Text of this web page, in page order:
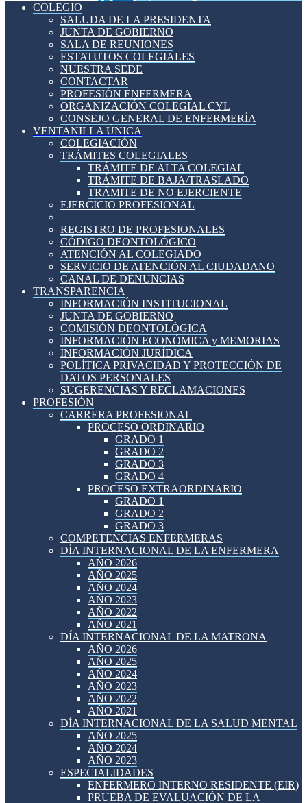
COLEGIO
SALUDA DE LA PRESIDENTA
JUNTA DE GOBIERNO
SALA DE REUNIONES
ESTATUTOS COLEGIALES
NUESTRA SEDE
CONTACTAR
PROFESIÓN ENFERMERA
ORGANIZACIÓN COLEGIAL CYL
CONSEJO GENERAL DE ENFERMERÍA
VENTANILLA ÚNICA
COLEGIACIÓN
TRÁMITES COLEGIALES
TRÁMITE DE ALTA COLEGIAL
TRÁMITE DE BAJA/TRASLADO
TRÁMITE DE NO EJERCIENTE
EJERCICIO PROFESIONAL
REGISTRO DE PROFESIONALES
CÓDIGO DEONTOLÓGICO
ATENCIÓN AL COLEGIADO
SERVICIO DE ATENCIÓN AL CIUDADANO
CANAL DE DENUNCIAS
TRANSPARENCIA
INFORMACIÓN INSTITUCIONAL
JUNTA DE GOBIERNO
COMISIÓN DEONTOLÓGICA
INFORMACIÓN ECONÓMICA y MEMORIAS
INFORMACIÓN JURÍDICA
POLÍTICA PRIVACIDAD Y PROTECCIÓN DE
DATOS PERSONALES
SUGERENCIAS Y RECLAMACIONES
PROFESIÓN
CARRERA PROFESIONAL
PROCESO ORDINARIO
GRADO 1
GRADO 2
GRADO 3
GRADO 4
PROCESO EXTRAORDINARIO
GRADO 1
GRADO 2
GRADO 3
COMPETENCIAS ENFERMERAS
DÍA INTERNACIONAL DE LA ENFERMERA
AÑO 2026
AÑO 2025
AÑO 2024
AÑO 2023
AÑO 2022
AÑO 2021
DÍA INTERNACIONAL DE LA MATRONA
AÑO 2026
AÑO 2025
AÑO 2024
AÑO 2023
AÑO 2022
AÑO 2021
DÍA INTERNACIONAL DE LA SALUD MENTAL
AÑO 2025
AÑO 2024
AÑO 2023
ESPECIALIDADES
ENFERMERO INTERNO RESIDENTE (EIR)
PRUEBA DE EVALUACIÓN DE LA